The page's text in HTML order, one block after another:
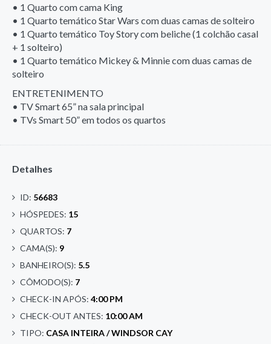
• 1 Quarto com cama King
• 1 Quarto temático Star Wars com duas camas de solteiro
• 1 Quarto temático Toy Story com beliche (1 colchão casal
+ 1 solteiro)
• 1 Quarto temático Mickey & Minnie com duas camas de
solteiro
ENTRETENIMENTO
• TV Smart 65” na sala principal
• TVs Smart 50” em todos os quartos
Detalhes
ID: 56683
HÓSPEDES: 15
QUARTOS: 7
CAMA(S): 9
BANHEIRO(S): 5.5
CÔMODO(S): 7
CHECK-IN APÓS: 4:00 PM
CHECK-OUT ANTES: 10:00 AM
TIPO: CASA INTEIRA / WINDSOR CAY